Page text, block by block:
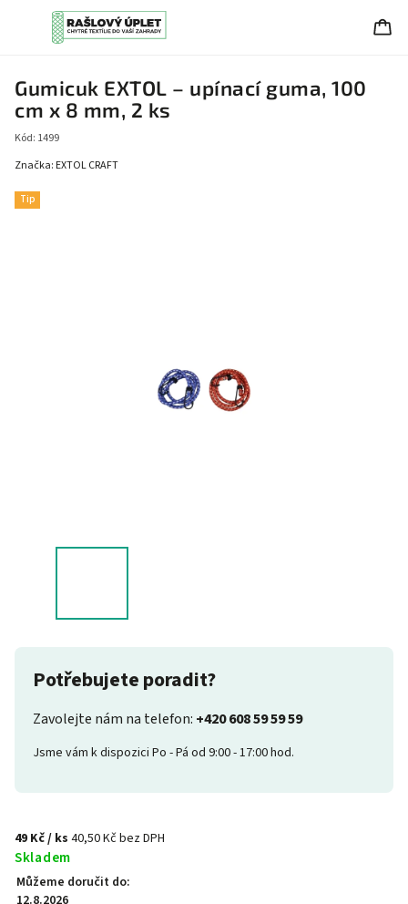
Gumicuk EXTOL – upínací guma, 100
cm x 8 mm, 2 ks
Kód: 1499
Tip
Značka: EXTOL CRAFT
Potřebujete poradit?
Zavolejte nám na telefon: +420 608 59 59 59
Jsme vám k dispozici Po - Pá od 9:00 - 17:00 hod.
49 Kč/ ks 40,50 Kč bez DPH
Skladem
Můžeme doručit do:
12.8.2026